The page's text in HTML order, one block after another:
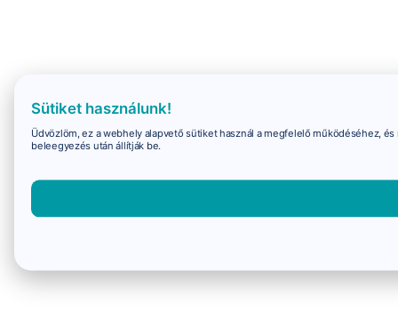
Sütiket használunk!
Üdvözlöm, ez a webhely alapvető sütiket használ a megfelelő működéséhez,
beleegyezés után állítják be.